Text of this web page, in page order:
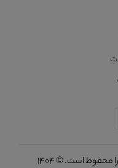
است. © 1404